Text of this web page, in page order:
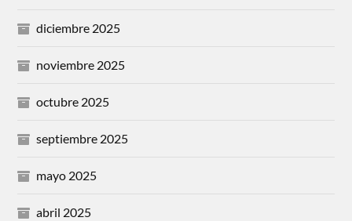
diciembre 2025
noviembre 2025
octubre 2025
septiembre 2025
mayo 2025
abril 2025